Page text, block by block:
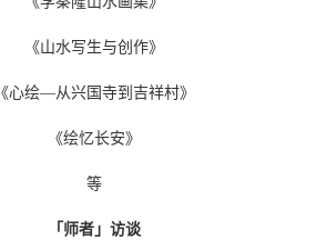
《山水写生与创作》
《心绘―从兴国寺到吉祥村》
《绘忆长安》
等
「师者」访谈